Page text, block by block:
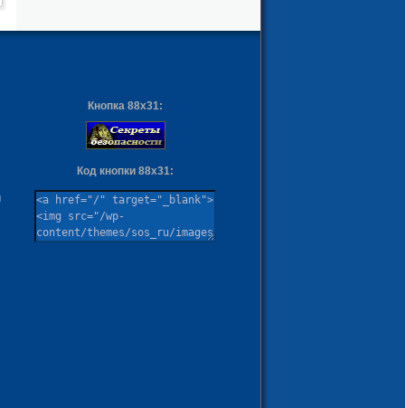
Кнопка 88х31:
Код кнопки 88х31: